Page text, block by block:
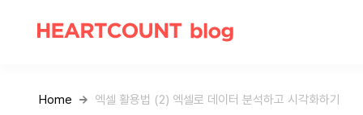
Home 엑셀 활용법 (2) 엑셀로 데이터 분석하고 시각화하기